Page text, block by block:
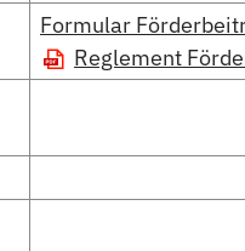
Formular
Reglement